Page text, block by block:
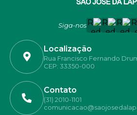
Siga-nos
Localização
Rua Francisco Fernando
CEP: 33350-000
Contato
(31) 2010-1101